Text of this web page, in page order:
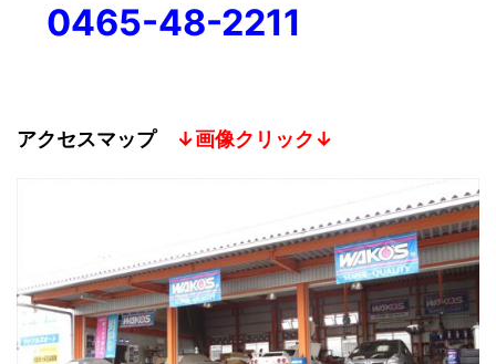
0465-48-2211
アクセスマップ ↓画像クリック↓